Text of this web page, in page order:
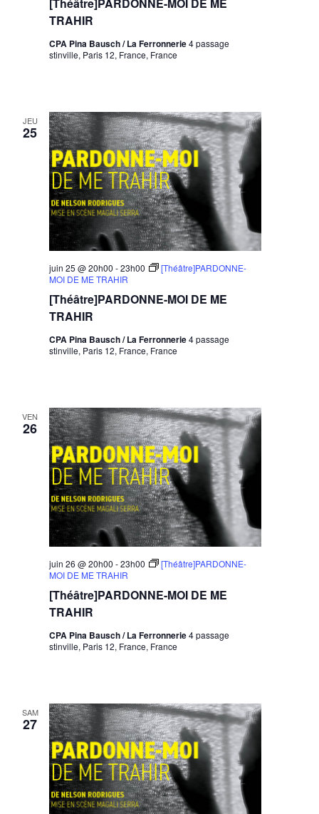
[Théâtre]PARDONNE-MOI DE ME
TRAHIR
CPA Pina Bausch / La Ferronnerie4 passage
stinville, Paris 12, France, France
JEU
25
[Théâtre]PARDONNE-MOI DE ME
TRAHIR
juin 25 @ 20h00 -23h00
[Théâtre]PARDONNE-
MOI DE ME TRAHIR
CPA Pina Bausch / La Ferronnerie4 passage
stinville, Paris 12, France, France
VEN
26
[Théâtre]PARDONNE-MOI DE ME
TRAHIR
juin 26 @ 20h00 -23h00
[Théâtre]PARDONNE-
MOI DE ME TRAHIR
CPA Pina Bausch / La Ferronnerie4 passage
stinville, Paris 12, France, France
SAM
27